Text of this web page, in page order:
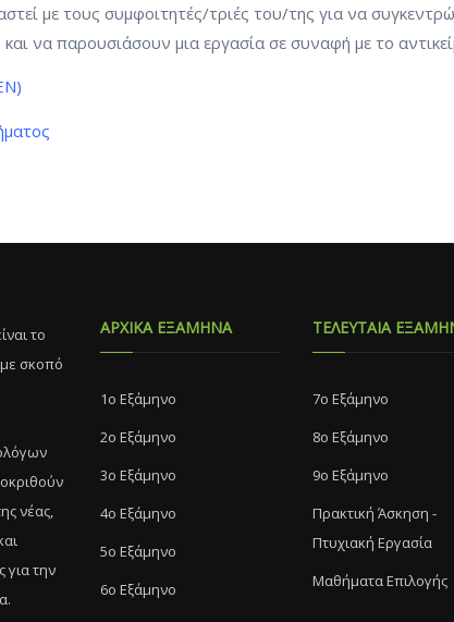
με τους συμφοιτητές/τριές του/της για να
να παρουσιάσουν μια εργασία σε συναφή με το
το
σκοπό
νέας,
για την
ΑΡΧΙΚΑ ΕΞΑΜΗΝΑ
1ο Εξάμηνο
2ο Εξάμηνο
3ο Εξάμηνο
4ο Εξάμηνο
5ο Εξάμηνο
6ο Εξάμηνο
ΤΕΛΕΥΤΑΙΑ
7o Eξάμηνο
8o Eξάμηνο
9ο Εξάμηνο
Πρακτική Άσκηση -
Πτυχιακή Εργασία
Μαθήματα Επιλογής